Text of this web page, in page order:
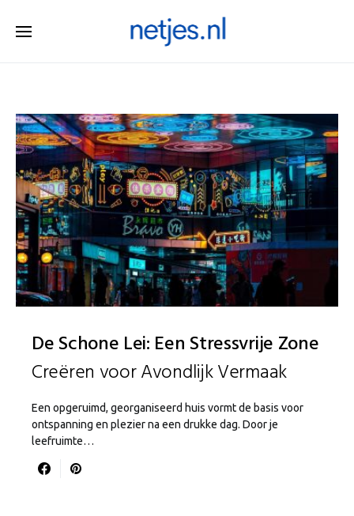
De Schone Lei: Een Stressvrije Zone
Creëren voor Avondlijk Vermaak
Een opgeruimd, georganiseerd huis vormt de basis voor
ontspanning en plezier na een drukke dag. Door je
leefruimte…